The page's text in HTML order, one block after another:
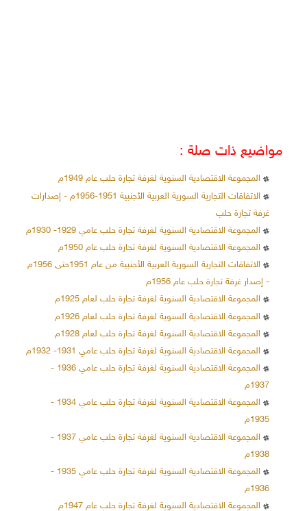
مواضيع ذات صلة :
المجموعة الاقتصادية السنوية لغرفة تجارة حلب عام 1949م
الاتفاقات التجارية السورية العربية الأجنبية 1951-1956م - إصدارات
غرفة تجارة حلب
المجموعة الاقتصادية السنوية لغرفة تجارة حلب عامي 1929- 1930م
المجموعة الاقتصادية السنوية لغرفة تجارة حلب عام 1950م
الاتفاقات التجارية السورية العربية الأجنبية من عام 1951حتى 1956م
- إصدار غرفة تجارة حلب عام 1956م
المجموعة الاقتصادية السنوية لغرفة تجارة حلب لعام 1925م
المجموعة الاقتصادية السنوية لغرفة تجارة حلب لعام 1926م
المجموعة الاقتصادية السنوية لغرفة تجارة حلب لعام 1928م
المجموعة الاقتصادية السنوية لغرفة تجارة حلب عامي 1931- 1932م
المجموعة الاقتصادية السنوية لغرفة تجارة حلب عامي 1936 -
1937م
المجموعة الاقتصادية السنوية لغرفة تجارة حلب عامي 1934 -
1935م
المجموعة الاقتصادية السنوية لغرفة تجارة حلب عامي 1937 -
1938م
المجموعة الاقتصادية السنوية لغرفة تجارة حلب عامي 1935 -
1936م
المجموعة الاقتصادية السنوية لغرفة تجارة حلب عام 1947م